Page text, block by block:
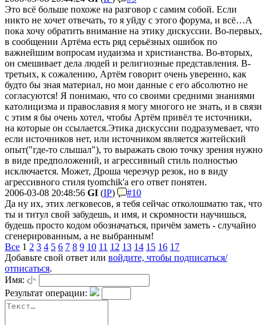
Это всё больше похоже на разговор с самим собой. Если
никто не хочет отвечать, то я уйду с этого форума, и всё…А
пока хочу обратить внимание на этику дискуссии. Во-первых,
в сообщении Артёма есть ряд серьёзных ошибок по
важнейшим вопросам иудаизма и христианства. Во-вторых,
он смешивает дела людей и религиозные представления. В-
третьих, к сожалению, Артём говорит очень уверенно, как
будто бы зная материал, но мои данные с его абсолютно не
согласуются! Я понимаю, что со своими средними знаниями
католицизма и православия я могу многого не знать, и в связи
с этим я бы очень хотел, чтобы Артём привёл те источники,
на которые он ссылается.Этика дискуссии подразумевает, что
если источников нет, или источником является житейский
опыт("где-то слышал"), то выражать свою точку зрения нужно
в виде предположений, и агрессивный стиль полностью
исключается. Может, Дроша черезчур резок, но в виду
агрессивного стиля tyomchik'а его ответ понятен.
2006-03-08 20:48:56 GI (IP)
#10
Да ну их, этих легковесов, я тебя сейчас отколошматю так, что
ты и титул свой забудешь, и имя, и скромности научишься,
будешь просто кодом обозначаться, причём заметь - случайно
сгенерированным, а не выбранным!
Все 1 2 3 4 5 6 7 8 9 10 11 12 13 14 15 16 17
Добавьте свой ответ или войдите, чтобы подписаться/
отписаться.
Имя:
Результат операции: